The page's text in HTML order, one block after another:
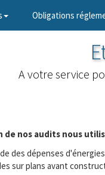
Obligations
A votre service
de nos audits nous
des dépenses
sur plans avant